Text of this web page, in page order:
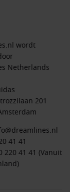
wordt
Netherlands
201
41 41
220 41 41 (Vanuit